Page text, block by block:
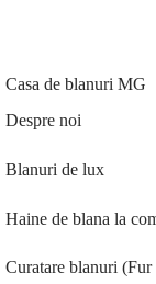
Casa de blanuri MG
Despre noi
Blanuri de lux
Haine de blana la
Curatare blanuri (Fur